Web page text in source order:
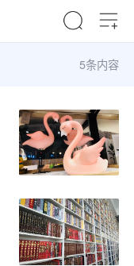
5条内容